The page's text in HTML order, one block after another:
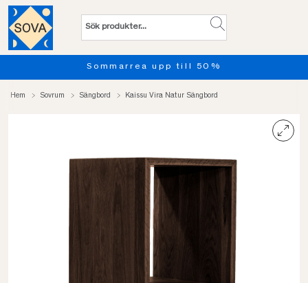
Sommarrea upp till 50%
Hem Sovrum Sängbord Kaissu Vira Natur Sängbord